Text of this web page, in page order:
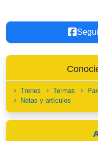
Trenes Termas
Notas y artículos